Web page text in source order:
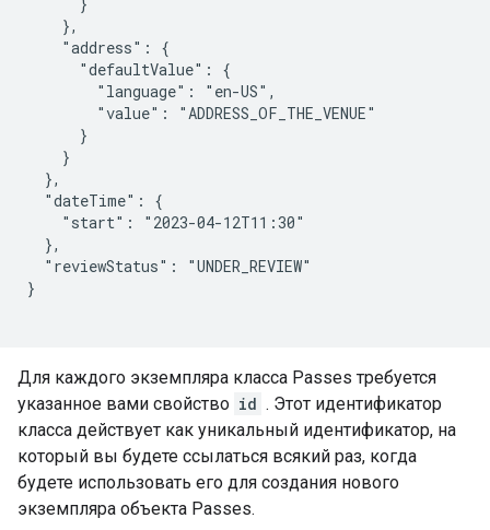
    },
    "address": {
      "defaultValue": {
        "language": "en-US",
        "value": "ADDRESS_OF_THE_VENUE"
      }
    }
  },
  "dateTime": {
    "start": "2023-04-12T11:30"
  },
  "reviewStatus": "UNDER_REVIEW"
}
Для каждого экземпляра класса Passes требуется
указанное вами свойство id . Этот идентификатор
класса действует как уникальный идентификатор, на
который вы будете ссылаться всякий раз, когда
будете использовать его для создания нового
экземпляра объекта Passes.